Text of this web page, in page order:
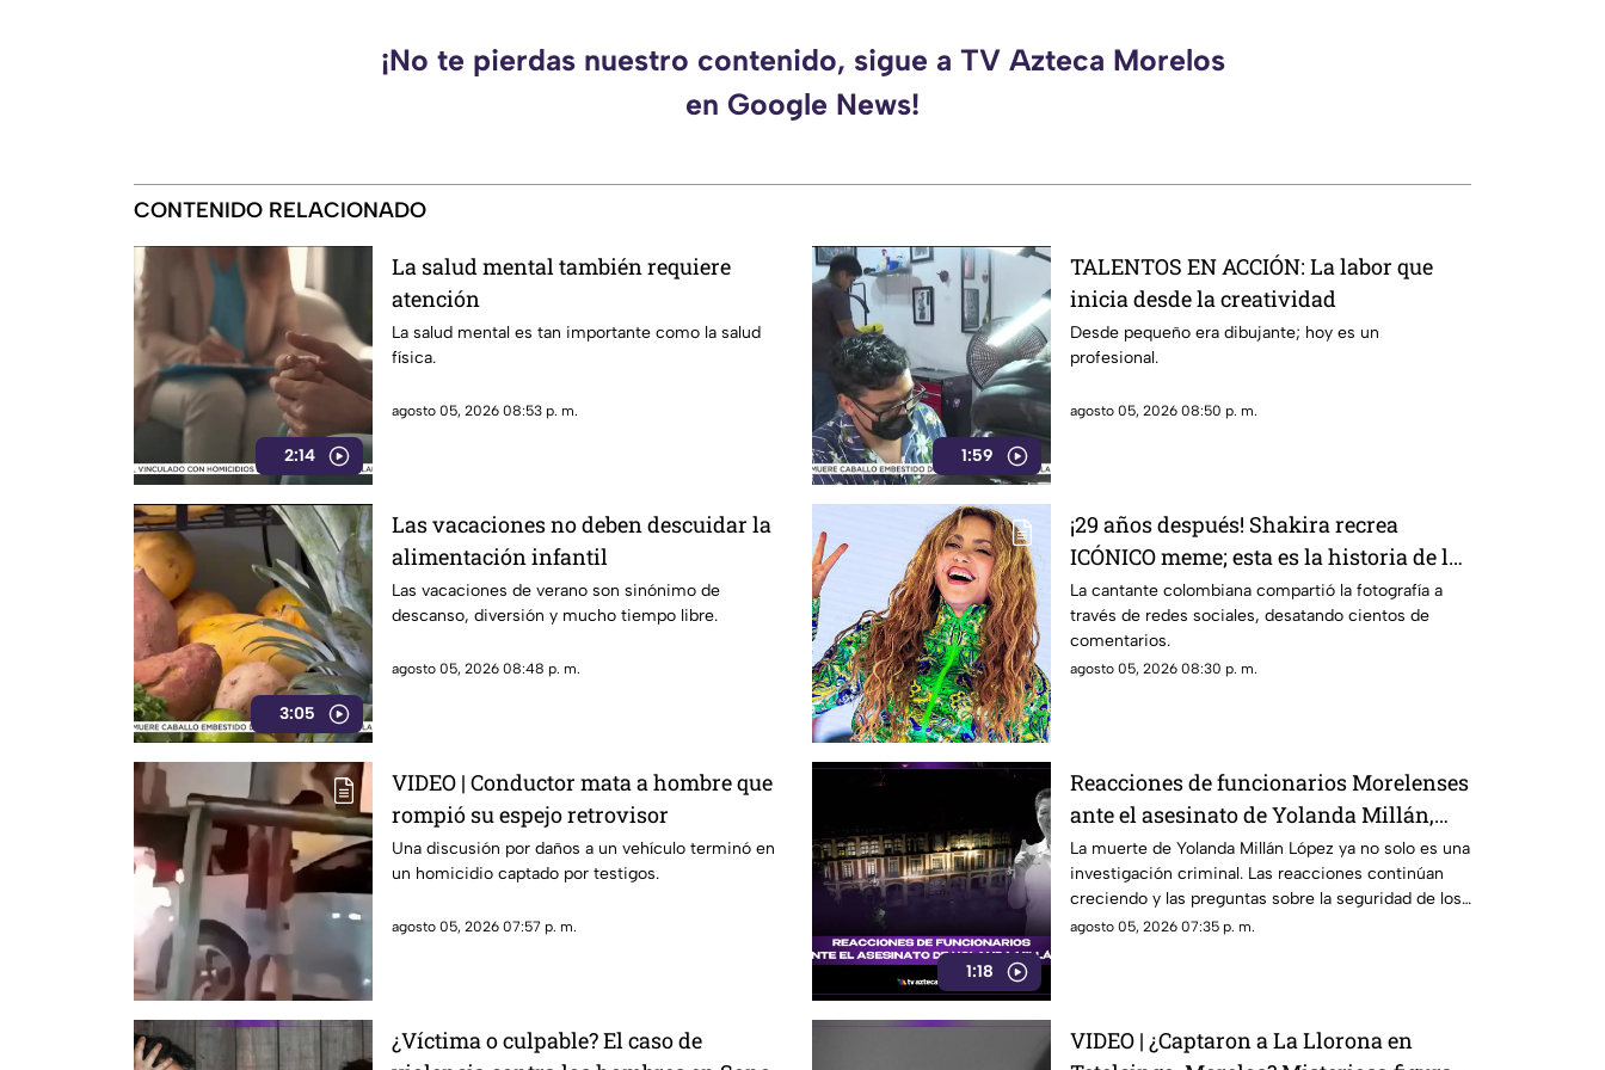
¡No te pierdas nuestro contenido, sigue a TV Azteca Morelos
en Google News!
CONTENIDO RELACIONADO
2:14
La salud mental también requiere
atención
La salud mental es tan importante como la salud
física.
agosto 05, 2026 08:53 p. m.
1:59
TALENTOS EN ACCIÓN: La labor que
inicia desde la creatividad
Desde pequeño era dibujante; hoy es un
profesional.
agosto 05, 2026 08:50 p. m.
3:05
Las vacaciones no deben descuidar la
alimentación infantil
Las vacaciones de verano son sinónimo de
descanso, diversión y mucho tiempo libre.
agosto 05, 2026 08:48 p. m.
¡29 años después! Shakira recrea
ICÓNICO meme; esta es la historia de la
fotografía
La cantante colombiana compartió la fotografía a
través de redes sociales, desatando cientos de
comentarios.
agosto 05, 2026 08:30 p. m.
VIDEO | Conductor mata a hombre que
rompió su espejo retrovisor
Una discusión por daños a un vehículo terminó en
un homicidio captado por testigos.
agosto 05, 2026 07:57 p. m.
1:18
Reacciones de funcionarios Morelenses
ante el asesinato de Yolanda Millán,
ayudante municipal de Tepetzingo
La muerte de Yolanda Millán López ya no solo es una
investigación criminal. Las reacciones continúan
creciendo y las preguntas sobre la seguridad de los
funcionarios municipales en Morelos son cada vez
agosto 05, 2026 07:35 p. m.
¿Víctima o culpable? El caso de
VIDEO | ¿Captaron a La Llorona en